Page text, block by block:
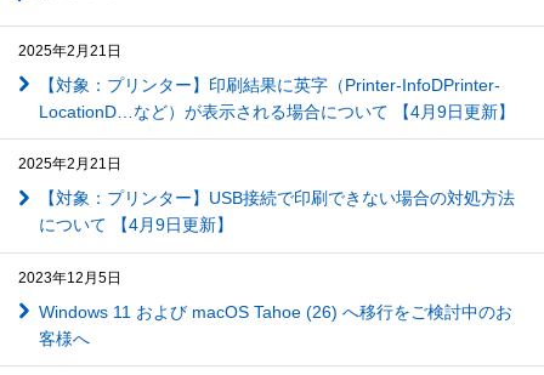
2025年2月21日
【対象：プリンター】印刷結果に英字（Printer-InfoDPrinter-
LocationD…など）が表示される場合について 【4月9日更新】
2025年2月21日
【対象：プリンター】USB接続で印刷できない場合の対処方法
について 【4月9日更新】
2023年12月5日
Windows 11 および macOS Tahoe (26) へ移行をご検討中のお
客様へ